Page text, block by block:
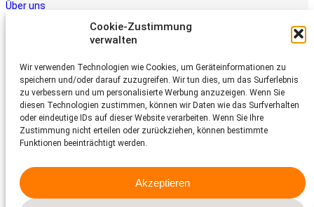
Cookie-Zustimmung
verwalten
Wir verwenden Technologien wie Cookies, um Geräteinformationen zu
speichern und/oder darauf zuzugreifen. Wir tun dies, um das Surferlebnis
zu verbessern und um personalisierte Werbung anzuzeigen. Wenn Sie
diesen Technologien zustimmen, können wir Daten wie das Surfverhalten
oder eindeutige IDs auf dieser Website verarbeiten. Wenn Sie Ihre
Zustimmung nicht erteilen oder zurückziehen, können bestimmte
Funktionen beeinträchtigt werden.
Akzeptieren
Über uns
Tiere brauchen Hilfe – auch Ihre.
Unterstützen Sie die Arbeit des
Schweizer Tierschutz STS.
Jetzt spenden
Schweizer Tierschutz STS
CH-4053 Basel